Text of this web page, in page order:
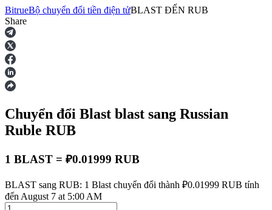
Hợp đồng tương lai
USDT Futures
Futures sử dụng USDT làm tài sản thế chấp
BitrueBộ chuyển đổi tiền điện tửBLAST ĐẾN RUB
Share
Chuyển đổi Blast blast sang Russian
Ruble RUB
1 BLAST = ₽0.01999 RUB
BLAST sang RUB: 1 Blast chuyển đổi thành ₽0.01999 RUB tính
đến August 7 at 5:00 AM